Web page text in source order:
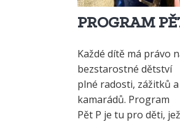
PROGRAM
Každé dítě má právo
bezstarostné dětství
plné radosti, zážitků a
kamarádů. Program
Pět P je tu pro děti, jež